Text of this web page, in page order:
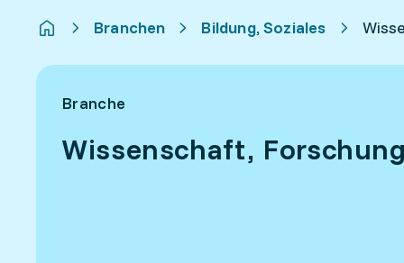
Branchen Bildung, Soziales
Branche
Wissenschaft, Forschung